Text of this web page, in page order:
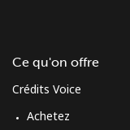
Ce qu'on offre
Crédits Voice
Achetez